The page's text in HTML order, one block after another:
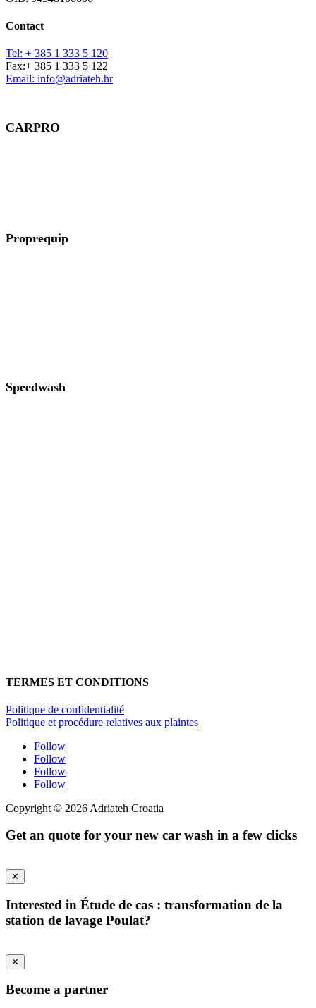
Contact
Tel: + 385 1 333 5 120
Fax:+ 385 1 333 5 122
Email: info@adriateh.hr
CARPRO
Proprequip
Speedwash
TERMES ET CONDITIONS
Politique de confidentialité
Politique et procédure relatives aux plaintes
Follow
Follow
Follow
Follow
Copyright © 2026 Adriateh Croatia
Get an quote for your new car wash in a few clicks
✕
Interested in Étude de cas : transformation de la
station de lavage Poulat?
✕
Become a partner